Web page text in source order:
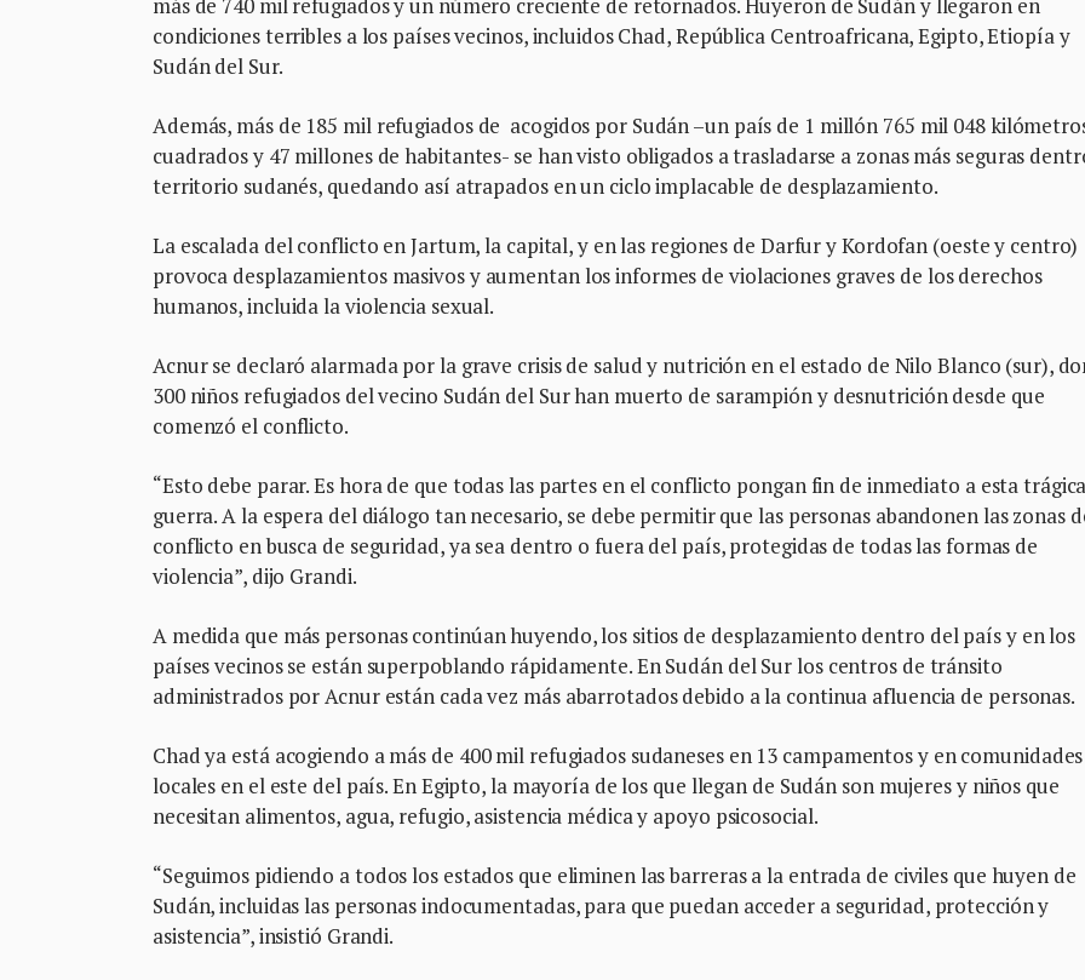
más de 740 mil refugiados y un número creciente de retornados. Huyeron de Sudán y llegaron en
condiciones terribles a los países vecinos, incluidos Chad, República Centroafricana, Egipto, Etiopía y
Sudán del Sur.
Además, más de 185 mil refugiados de acogidos por Sudán –un país de 1 millón 765 mil 048
cuadrados y 47 millones de habitantes- se han visto obligados a trasladarse a zonas más seguras
territorio sudanés, quedando así atrapados en un ciclo implacable de desplazamiento.
La escalada del conflicto en Jartum, la capital, y en las regiones de Darfur y Kordofan (oeste y centro)
provoca desplazamientos masivos y aumentan los informes de violaciones graves de los derechos
humanos, incluida la violencia sexual.
Acnur se declaró alarmada por la grave crisis de salud y nutrición en el estado de Nilo Blanco (sur),
300 niños refugiados del vecino Sudán del Sur han muerto de sarampión y desnutrición desde que
comenzó el conflicto.
“Esto debe parar. Es hora de que todas las partes en el conflicto pongan fin de inmediato a esta trágica
guerra. A la espera del diálogo tan necesario, se debe permitir que las personas abandonen las zonas
conflicto en busca de seguridad, ya sea dentro o fuera del país, protegidas de todas las formas de
violencia”, dijo Grandi.
A medida que más personas continúan huyendo, los sitios de desplazamiento dentro del país y en los
países vecinos se están superpoblando rápidamente. En Sudán del Sur los centros de tránsito
administrados por Acnur están cada vez más abarrotados debido a la continua afluencia de personas.
Chad ya está acogiendo a más de 400 mil refugiados sudaneses en 13 campamentos y en comunidades
locales en el este del país. En Egipto, la mayoría de los que llegan de Sudán son mujeres y niños que
necesitan alimentos, agua, refugio, asistencia médica y apoyo psicosocial.
“Seguimos pidiendo a todos los estados que eliminen las barreras a la entrada de civiles que huyen de
Sudán, incluidas las personas indocumentadas, para que puedan acceder a seguridad, protección y
asistencia”, insistió Grandi.